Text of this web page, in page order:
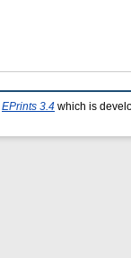
EPrints 3.4 which is